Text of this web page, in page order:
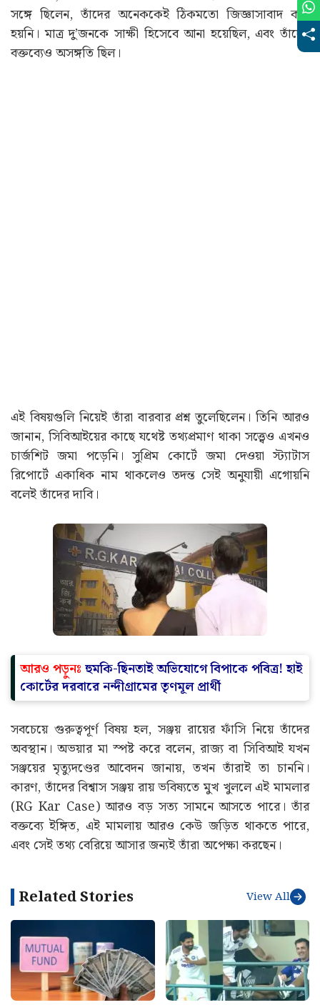
সঙ্গে ছিলেন, তাঁদের অনেককেই ঠিকমতো জিজ্ঞাসাবাদ করা
হয়নি। মাত্র দু’জনকে সাক্ষী হিসেবে আনা হয়েছিল, এবং তাঁদের
বক্তব্যেও অসঙ্গতি ছিল।
এই বিষয়গুলি নিয়েই তাঁরা বারবার প্রশ্ন তুলেছিলেন। তিনি আরও
জানান, সিবিআইয়ের কাছে যথেষ্ট তথ্যপ্রমাণ থাকা সত্ত্বেও এখনও
চার্জশিট জমা পড়েনি। সুপ্রিম কোর্টে জমা দেওয়া স্ট্যাটাস
রিপোর্টে একাধিক নাম থাকলেও তদন্ত সেই অনুযায়ী এগোয়নি
বলেই তাঁদের দাবি।
আরও পড়ুনঃ হুমকি-ছিনতাই অভিযোগে বিপাকে পবিত্র! হাই
কোর্টের দরবারে নন্দীগ্রামের তৃণমূল প্রার্থী
সবচেয়ে গুরুত্বপূর্ণ বিষয় হল, সঞ্জয় রায়ের ফাঁসি নিয়ে তাঁদের
অবস্থান। অভয়ার মা স্পষ্ট করে বলেন, রাজ্য বা সিবিআই যখন
সঞ্জয়ের মৃত্যুদণ্ডের আবেদন জানায়, তখন তাঁরাই তা চাননি।
কারণ, তাঁদের বিশ্বাস সঞ্জয় রায় ভবিষ্যতে মুখ খুললে এই মামলার
(RG Kar Case) আরও বড় সত্য সামনে আসতে পারে। তাঁর
বক্তব্যে ইঙ্গিত, এই মামলায় আরও কেউ জড়িত থাকতে পারে,
এবং সেই তথ্য বেরিয়ে আসার জন্যই তাঁরা অপেক্ষা করছেন।
Related Stories View All